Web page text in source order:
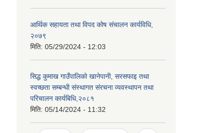
आर्थिक सहायता तथा विपद कोष संचालन कार्यविधि,
२०७९
मिति: 05/29/2024 - 12:03
सिद्ध कुमाख गाउँपालिको खानेपानी, सरसफाइ तथा
स्वच्छता सम्बन्धी संस्थागत संरचना व्यवस्थापन तथा
परिचालन कार्यबिधि,२०८१
मिति: 05/14/2024 - 11:32